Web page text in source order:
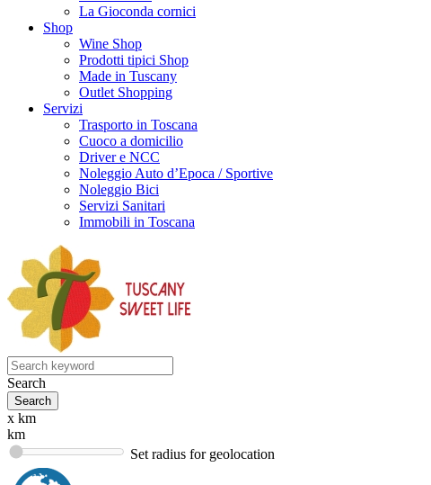
La Gioconda cornici
Shop
Wine Shop
Prodotti tipici Shop
Made in Tuscany
Outlet Shopping
Servizi
Trasporto in Toscana
Cuoco a domicilio
Driver e NCC
Noleggio Auto d’Epoca / Sportive
Noleggio Bici
Servizi Sanitari
Immobili in Toscana
Search
x km
km
Set radius for geolocation